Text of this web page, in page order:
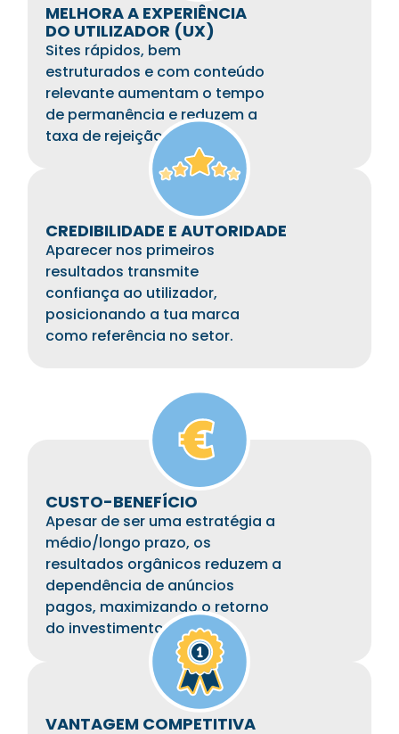
MELHORA A EXPERIÊNCIA
DO UTILIZADOR (UX)
Sites rápidos, bem
estruturados e com conteúdo
relevante aumentam o tempo
de permanência e reduzem a
taxa de rejeição.
CREDIBILIDADE E AUTORIDADE
Aparecer nos primeiros
resultados transmite
confiança ao utilizador,
posicionando a tua marca
como referência no setor.
CUSTO-BENEFÍCIO
Apesar de ser uma estratégia a
médio/longo prazo, os
resultados orgânicos reduzem a
dependência de anúncios
pagos, maximizando o retorno
do investimento (ROI).
VANTAGEM COMPETITIVA